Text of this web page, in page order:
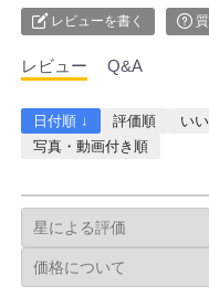
レビューを書く 質
レビュー Q&A
日付順 ↓ 評価順 い
写真・動画付き順